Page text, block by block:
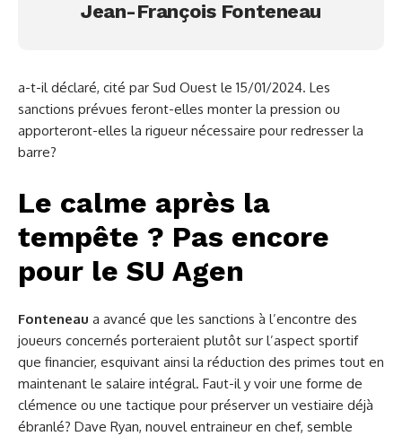
Jean-François Fonteneau
a-t-il déclaré, cité par Sud Ouest le 15/01/2024. Les
sanctions prévues feront-elles monter la pression ou
apporteront-elles la rigueur nécessaire pour redresser la
barre?
Le calme après la
tempête ? Pas encore
pour le SU Agen
Fonteneau a avancé que les sanctions à l’encontre des
joueurs concernés porteraient plutôt sur l’aspect sportif
que financier, esquivant ainsi la réduction des primes tout en
maintenant le salaire intégral. Faut-il y voir une forme de
clémence ou une tactique pour préserver un vestiaire déjà
ébranlé? Dave Ryan, nouvel entraineur en chef, semble